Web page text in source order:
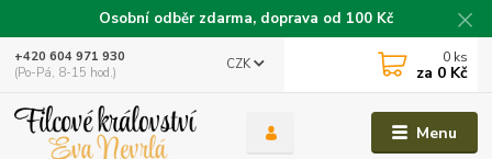
Osobní odběr zdarma, doprava od 100 Kč
Menu
CZK
+420 604 971 930
(Po-Pá, 8-15 hod.)
0 ks
za 0 Kč